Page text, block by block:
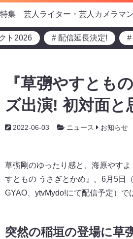
特集 芸人ライター・芸人カメラマン
ト2026 # 配信延長決定! #
『草彅やすとも
ズ出演! 初対面と
2022-06-03 ニュース お知らせ
草彅剛のゆったり感と、海原やす
すともの うさぎとかめ』。6月5日
GYAO、ytvMydo!にて配信予定）で
突然の稲垣の登場に草